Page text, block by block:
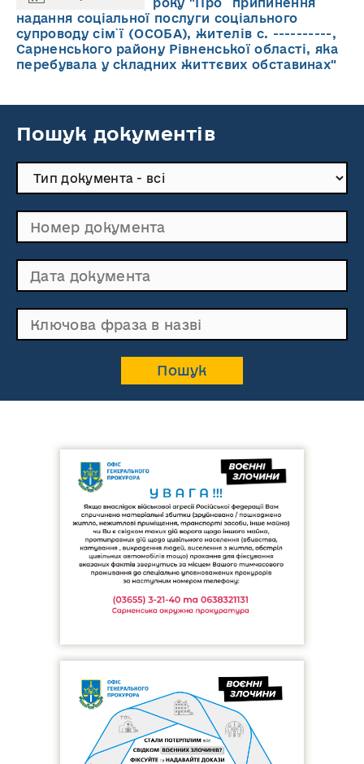
року "Про припинення
надання соціальної послуги соціального
супроводу cім`ї (ОСОБА), жителів с. ----------,
Сарненського району Рівненської області, яка
перебувала у складних життєвих обставинах"
Пошук документів